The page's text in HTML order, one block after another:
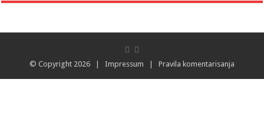
© Copyright 2026 | Impressum Pravila komentarisanja